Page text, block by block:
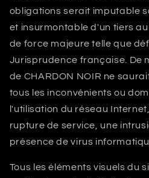
obligations serait imputable
et insurmontable d'un tiers
de force majeure telle que
Jurisprudence française. De
de CHARDON NOIR ne
tous les inconvénients ou
l'utilisation du réseau
rupture de service, une
présence de virus
Tous les éléments visuels du